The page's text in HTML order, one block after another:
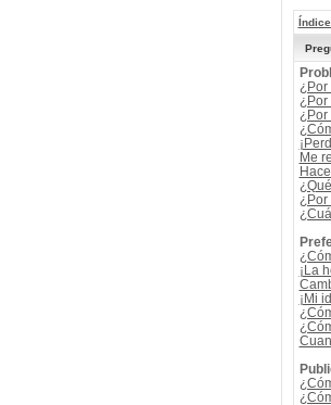
¿Por
¿Por
¿Por
Me
¿Por
¡La
¡Mi